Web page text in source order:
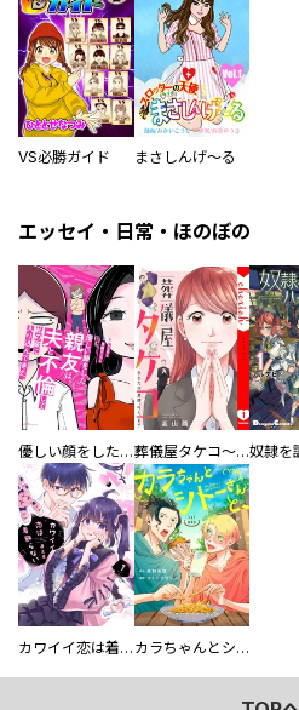
VS必勝ガイド まさしんげ～る
エッセイ・日常・ほのぼの
優しい顔をした親友は、夫と不倫して私の家に入り込んできた。 葬儀屋タケコ～あなたの最期、叶えます【電子単行本版】
カワイイ恋は着飾らない カラちゃんとシトーさんと、 【分冊版】